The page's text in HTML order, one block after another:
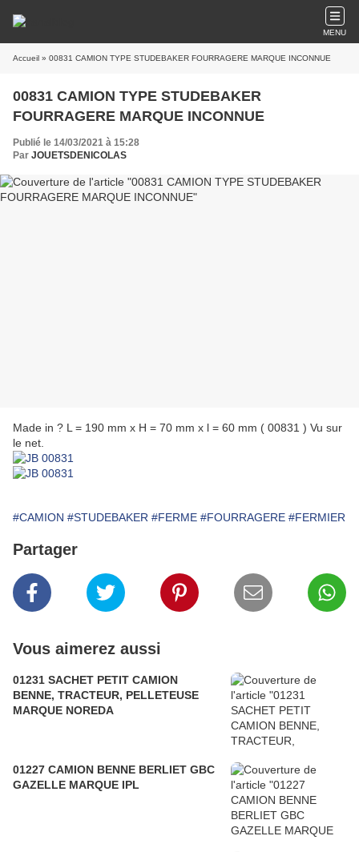
MENU
Accueil » 00831 CAMION TYPE STUDEBAKER FOURRAGERE MARQUE INCONNUE
00831 CAMION TYPE STUDEBAKER
FOURRAGERE MARQUE INCONNUE
Publié le 14/03/2021 à 15:28
Par JOUETSDENICOLAS
Made in ? L = 190 mm x H = 70 mm x l = 60 mm ( 00831 ) Vu sur
le net.
#CAMION #STUDEBAKER #FERME #FOURRAGERE #FERMIER
Partager
Vous aimerez aussi
01231 SACHET PETIT CAMION
BENNE, TRACTEUR, PELLETEUSE
MARQUE NOREDA
01227 CAMION BENNE BERLIET GBC
GAZELLE MARQUE IPL